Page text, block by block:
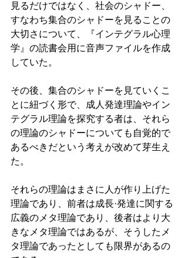
見るだけではなく、社会のシャドー、
すなわち集合のシャドーを見ることの
大切さについて、『インテグラル心理
学』の読書会用に音声ファイルを作成
していた。
その後、集合のシャドーを見ていくこ
とに紐づく形で、成人発達理論やイン
テグラル理論を探究する者は、それら
の理論のシャドーについても自覚的で
あるべきだという考えが改めて芽生え
た。
それらの理論はまさに人が作り上げた
理論であり、前者は成長·発達に関する
広義のメタ理論であり、後者はより大
きなメタ理論ではあるが、そうしたメ
タ理論であったとしても限界があるの